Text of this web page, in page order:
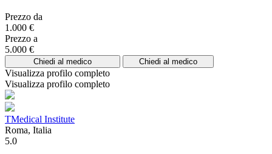
Prezzo da
1.000 €
Prezzo a
5.000 €
Chiedi al medico Chiedi al medico
Visualizza profilo completo
Visualizza profilo completo
TMedical Institute
Roma, Italia
5.0